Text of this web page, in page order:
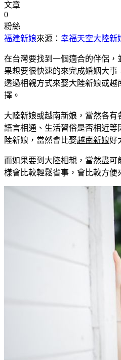
文章
0
粉絲
福建新娘來源： 幸福天空大陸新
在台灣要找到一個適合的伴侶，
果想要很快速的來完成婚姻大事
透過相親方式來娶大陸新娘或
擇。
大陸新娘或越南新娘，當然各
語言相通、生活習俗是否相近
陸新娘，當然會比娶越南新娘好
而如果要到大陸相親，當然盡
樣會比較輕鬆省事，會比較方便